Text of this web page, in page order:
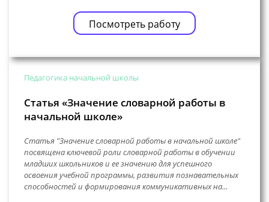
Посмотреть работу
Педагогика начальной школы
Статья «Значение словарной работы в
начальной школе»
Статья "Значение словарной работы в начальной школе"
посвящена ключевой роли словарной работы в обучении
младших школьников и ее значению для успешного
освоения учебной программы, развития познавательных
способностей и формирования коммуникативных на...